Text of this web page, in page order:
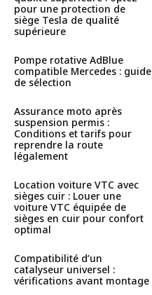
pour une protection de
siège Tesla de qualité
supérieure
Pompe rotative AdBlue
compatible Mercedes : guide
de sélection
Assurance moto après
suspension permis :
Conditions et tarifs pour
reprendre la route
légalement
Location voiture VTC avec
sièges cuir : Louer une
voiture VTC équipée de
sièges en cuir pour confort
optimal
Compatibilité d’un
catalyseur universel :
vérifications avant montage